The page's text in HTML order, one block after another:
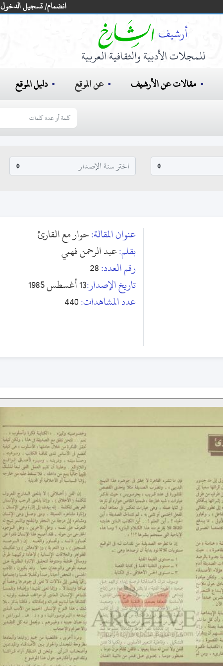
انضمام/ تسجيل الدخول
للمجلات الأدبية والثقافية العربية
مقالات عن الأرشيف عن الموقع دليل الموقع
عنوان المقالة:حوار مع القارئ
بقلم:عبد الرحمن فهمي
رقم العدد:28
تاريخ الإصدار:13 أغسطس 1985
عدد المشاهدات:440